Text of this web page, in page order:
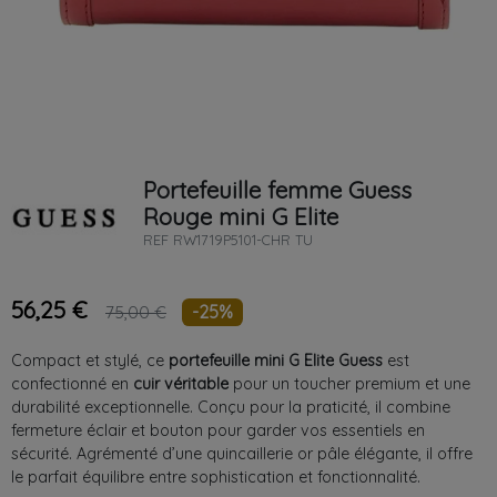
Portefeuille femme Guess
Rouge mini G Elite
REF RW1719P5101-CHR TU
56,25 € 75,00 € -25%
Compact et stylé, ce portefeuille mini G Elite Guess est
confectionné en cuir véritable pour un toucher premium et une
durabilité exceptionnelle. Conçu pour la praticité, il combine
fermeture éclair et bouton pour garder vos essentiels en
sécurité. Agrémenté d’une quincaillerie or pâle élégante, il offre
le parfait équilibre entre sophistication et fonctionnalité.